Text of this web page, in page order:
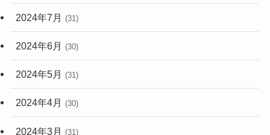
2024年7月 (31)
2024年6月 (30)
2024年5月 (31)
2024年4月 (30)
2024年3月 (31)